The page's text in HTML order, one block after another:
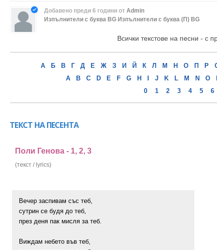
Добавено преди 6 години отAdmin
Изпълнители с буква BG Изпълнители с буква (П) BG
Всички текстове на песни - с
А Б В Г Д Е Ж З И Й К Л М Н О П Р
A
B C D E F G H J K L M N O
0
1 2 3 4 5 6
ТЕКСТ НА ПЕСЕНТА
Поли Генова - 1, 2, 3
(текст / lyrics)
Вечер заспивам със теб,
сутрин се будя до теб,
през деня пак мисля за теб.
Виждам небето във теб,